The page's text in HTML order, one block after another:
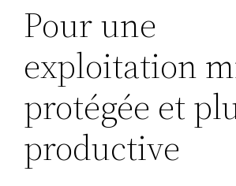
Pour une
exploitation
protégée et
productive